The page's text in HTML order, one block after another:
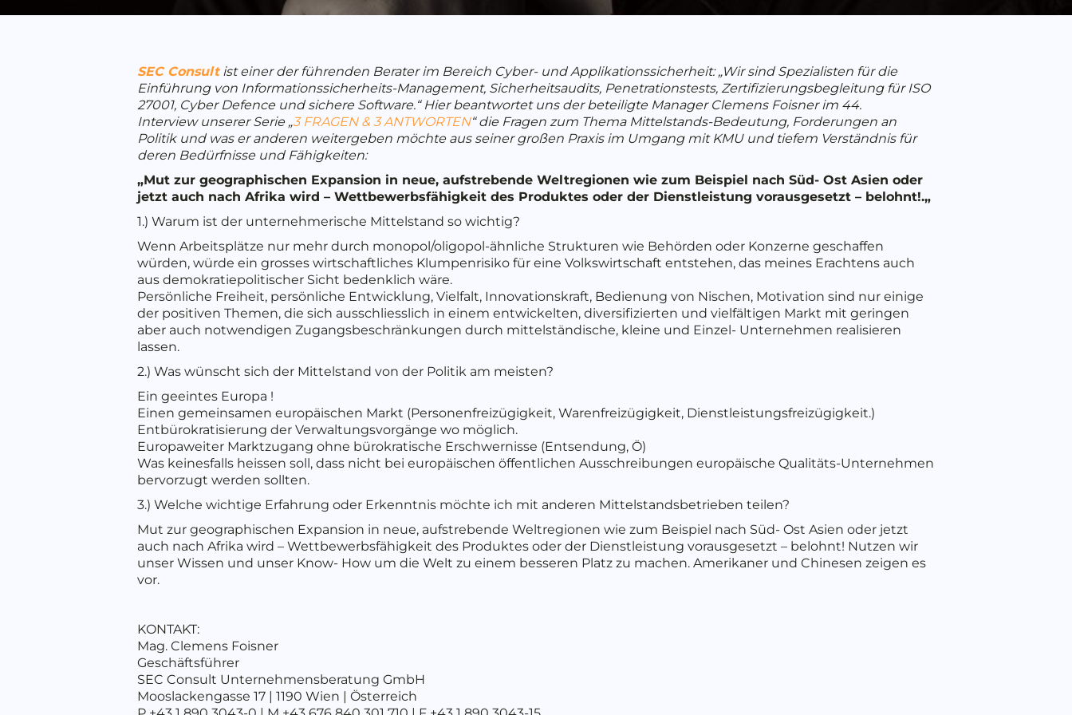
SEC Consultist einer der führenden Berater im Bereich Cyber- und Applikationssicherheit: „Wir sind Spezialisten für die
Einführung von Informationssicherheits-Management, Sicherheitsaudits, Penetrationstests, Zertifizierungsbegleitung für ISO
27001, Cyber Defence und sichere Software.“ Hier beantwortet uns der beteiligte Manager Clemens Foisner im 44.
Interview unserer Serie „3 FRAGEN & 3 ANTWORTEN“ die Fragen zum Thema Mittelstands-Bedeutung, Forderungen an
Politik und was er anderen weitergeben möchte aus seiner großen Praxis im Umgang mit KMU und tiefem Verständnis für
deren Bedürfnisse und Fähigkeiten:
„Mut zur geographischen Expansion in neue, aufstrebende Weltregionen wie zum Beispiel nach Süd- Ost Asien oder
jetzt auch nach Afrika wird – Wettbewerbsfähigkeit des Produktes oder der Dienstleistung vorausgesetzt – belohnt!.„
1.) Warum ist der unternehmerische Mittelstand so wichtig?
Wenn Arbeitsplätze nur mehr durch monopol/oligopol-ähnliche Strukturen wie Behörden oder Konzerne geschaffen
würden, würde ein grosses wirtschaftliches Klumpenrisiko für eine Volkswirtschaft entstehen, das meines Erachtens auch
aus demokratiepolitischer Sicht bedenklich wäre.
Persönliche Freiheit, persönliche Entwicklung, Vielfalt, Innovationskraft, Bedienung von Nischen, Motivation sind nur einige
der positiven Themen, die sich ausschliesslich in einem entwickelten, diversifizierten und vielfältigen Markt mit geringen
aber auch notwendigen Zugangsbeschränkungen durch mittelständische, kleine und Einzel- Unternehmen realisieren
lassen.
2.) Was wünscht sich der Mittelstand von der Politik am meisten?
Ein geeintes Europa !
Einen gemeinsamen europäischen Markt (Personenfreizügigkeit, Warenfreizügigkeit, Dienstleistungsfreizügigkeit.)
Entbürokratisierung der Verwaltungsvorgänge wo möglich.
Europaweiter Marktzugang ohne bürokratische Erschwernisse (Entsendung, Ö)
Was keinesfalls heissen soll, dass nicht bei europäischen öffentlichen Ausschreibungen europäische Qualitäts-Unternehmen
bervorzugt werden sollten.
3.) Welche wichtige Erfahrung oder Erkenntnis möchte ich mit anderen Mittelstandsbetrieben teilen?
Mut zur geographischen Expansion in neue, aufstrebende Weltregionen wie zum Beispiel nach Süd- Ost Asien oder jetzt
auch nach Afrika wird – Wettbewerbsfähigkeit des Produktes oder der Dienstleistung vorausgesetzt – belohnt! Nutzen wir
unser Wissen und unser Know- How um die Welt zu einem besseren Platz zu machen. Amerikaner und Chinesen zeigen es
vor.
KONTAKT:
Mag. Clemens Foisner
Geschäftsführer
SEC Consult Unternehmensberatung GmbH
Mooslackengasse 17 | 1190 Wien | Österreich